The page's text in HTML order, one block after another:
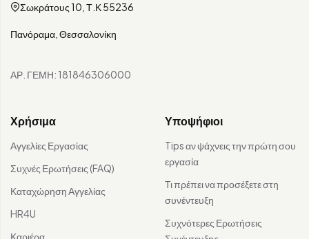
Σωκράτους 10, Τ.Κ 55236
Πανόραμα, Θεσσαλονίκη
ΑΡ. ΓΕΜΗ: 181846306000
Χρήσιμα
Αγγελίες Εργασίας
Συχνές Ερωτήσεις (FAQ)
Καταχώρηση Αγγελίας
HR4U
Καριέρα
Υποψήφιοι
Tips αν ψάχνεις την πρώτη σου
εργασία
Τι πρέπει να προσέξετε στη
συνέντευξη
Συχνότερες Ερωτήσεις